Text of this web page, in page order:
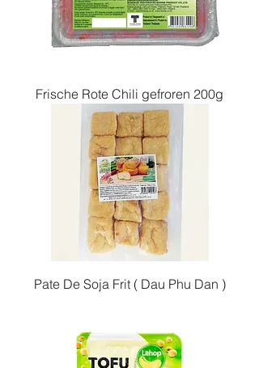
Frische Rote Chili gefroren 200g
Pate De Soja Frit ( Dau Phu Dan )